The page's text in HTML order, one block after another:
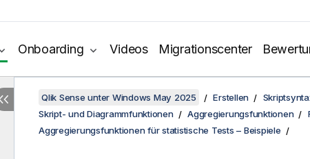
Onboarding Videos Migrationscenter
Qlik Sense unter Windows May 2025 Erstellen
Skript- und Diagrammfunktionen
Aggregierungsfunktionen
Aggregierungsfunktionen für statistische Tests – Beispiele